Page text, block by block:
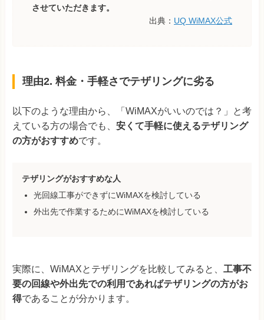
させていただきます。
出典： UQ WiMAX公式
理由2. 料金・手軽さでテザリングに劣る
以下のような理由から、「WiMAXがいいのでは？」と考
えている方の場合でも、 安くて手軽に使えるテザリング
の方がおすすめです。
テザリングがおすすめな人
光回線工事ができずにWiMAXを検討している
外出先で作業するためにWiMAXを検討している
実際に、WiMAXとテザリングを比較してみると、 工事不
要の回線や外出先での利用であればテザリングの方がお
得であることが分かります。